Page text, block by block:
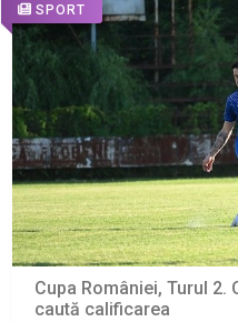
SPORT
Cupa României, Turul 2.
caută calificarea